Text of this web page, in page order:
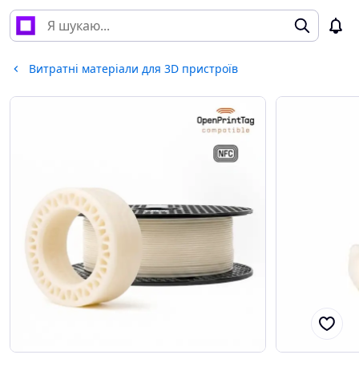
Витратні матеріали для 3D пристроїв